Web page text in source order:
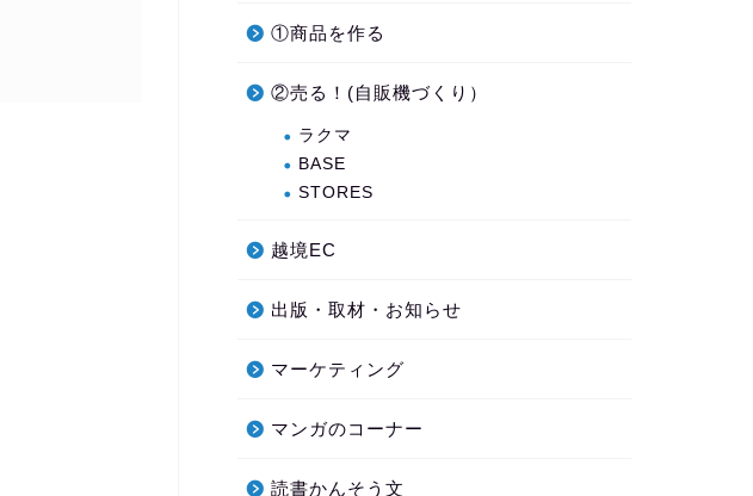
①商品を作る
②売る！(自販機づくり）
ラクマ
BASE
STORES
越境EC
出版・取材・お知らせ
マーケティング
マンガのコーナー
読書かんそう文